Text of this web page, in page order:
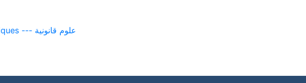
- [ VRPG-Doc-Sc] Sciences juridiques --- علوم قانونية